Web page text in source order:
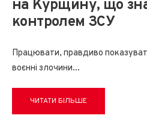
на Курщину, що
контролем ЗСУ
Працювати, правдиво
воєнні злочини...
ЧИТАТИ БІЛЬШЕ